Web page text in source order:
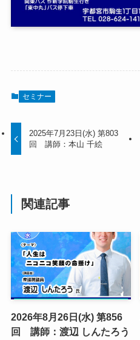
セミナー
2025年7月23日(水) 第803
回 講師：本山 千絵
関連記事
2026年8月26日(水) 第856
回 講師：渡辺 しんたろう